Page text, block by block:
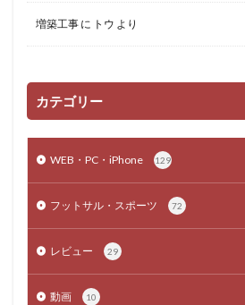
増築工事 に トウ より
カテゴリー
WEB・PC・iPhone 129
フットサル・スポーツ 72
レビュー 29
動画 10